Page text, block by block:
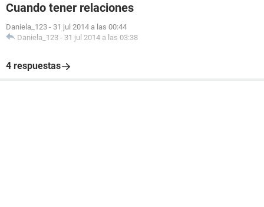
Cuando tener relaciones
Daniela_123 - 31 jul 2014 a las 00:44
Daniela_123 - 31 jul 2014 a las 03:38
4 respuestas